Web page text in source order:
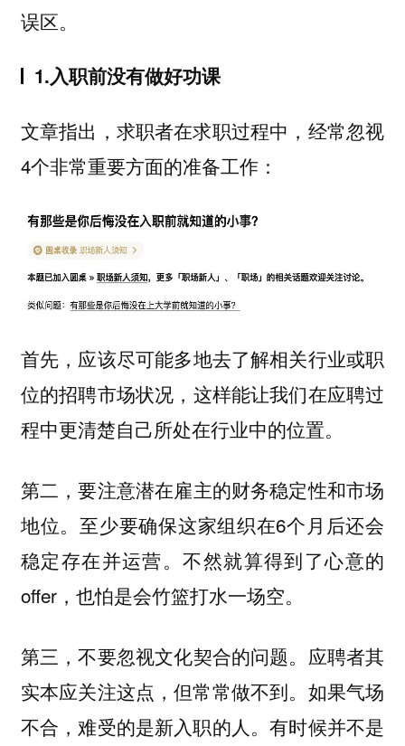
误区。
1.入职前没有做好功课
文章指出，求职者在求职过程中，经常忽视
4个非常重要方面的准备工作：
首先，应该尽可能多地去了解相关行业或职
位的招聘市场状况 ，这样能让我们在应聘过
程中更清楚自己所处在行业中的位置。
第二，要注意潜在雇主的财务稳定性和市场
地位。至少要确保这家组织在6个月后还会
稳定存在并运营。不然就算得到了心意的
offer，也怕是会竹篮打水一场空。
第三，不要忽视文化契合的问题。应聘者其
实本应关注这点，但常常做不到。 如果气场
不合，难受的是新入职的人 。有时候并不是